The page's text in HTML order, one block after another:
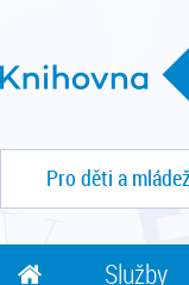
Pro děti a mládež
Služby